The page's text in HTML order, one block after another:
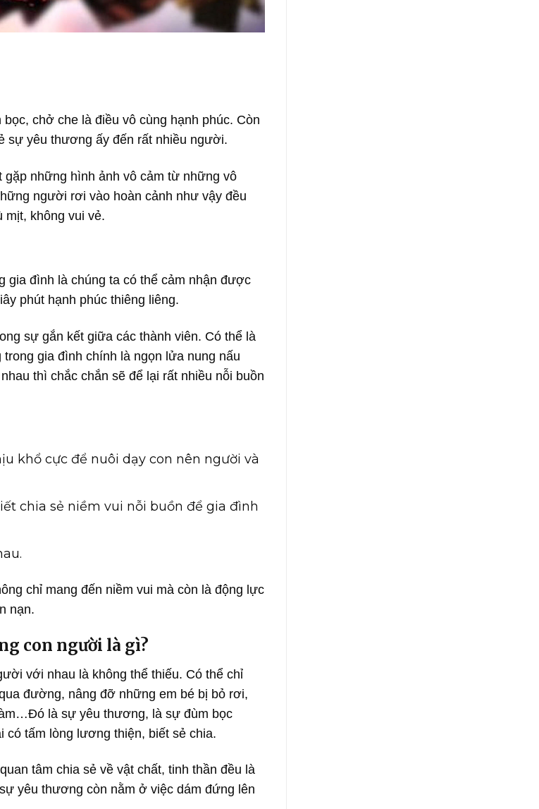
chở che là điều vô cùng hạnh phúc. Còn
sự yêu thương ấy đến rất nhiều người.
gặp những hình ảnh vô cảm từ những vô
người rơi vào hoàn cảnh như vậy đều
mịt, không vui vẻ.
đình là chúng ta có thể cảm nhận được
phút hạnh phúc thiêng liêng.
sự gắn kết giữa các thành viên. Có thể là
gia đình chính là ngọn lửa nung nấu
thì chắc chắn sẽ để lại rất nhiều nỗi buồn
khổ cực để nuôi dạy con nên người và
chia sẻ niềm vui nỗi buồn để gia đình
chỉ mang đến niềm vui mà còn là động lực
nạn.
con người là gì?
với nhau là không thể thiếu. Có thể chỉ
đường, nâng đỡ những em bé bị bỏ rơi,
là sự yêu thương, là sự đùm bọc
có tấm lòng lương thiện, biết sẻ chia.
tâm chia sẻ về vật chất, tinh thần đều là
yêu thương còn nằm ở việc dám đứng lên